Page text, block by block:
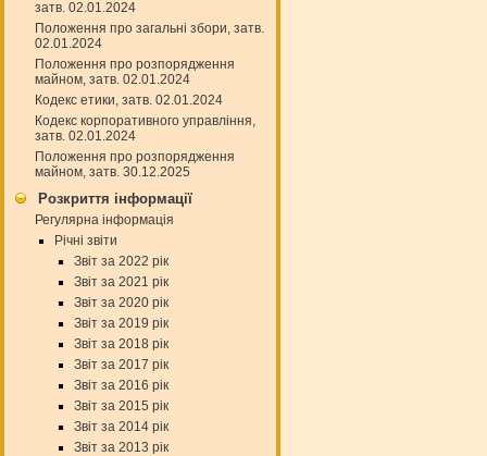
затв. 02.01.2024
Положення про загальні збори, затв.
02.01.2024
Положення про розпорядження
майном, затв. 02.01.2024
Кодекс етики, затв. 02.01.2024
Кодекс корпоративного управління,
затв. 02.01.2024
Положення про розпорядження
майном, затв. 30.12.2025
Розкриття інформації
Регулярна інформація
Річні звіти
Звіт за 2022 рік
Звіт за 2021 рік
Звіт за 2020 рік
Звіт за 2019 рік
Звіт за 2018 рік
Звіт за 2017 рік
Звіт за 2016 рік
Звіт за 2015 рік
Звіт за 2014 рік
Звіт за 2013 рік